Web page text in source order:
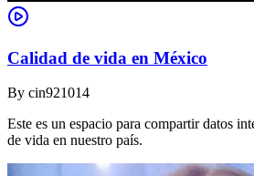
Calidad de vida en México
By cin921014
Este es un espacio para compartir datos
de vida en nuestro país.